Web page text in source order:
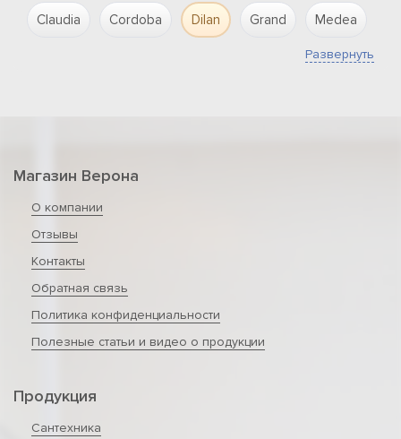
Claudia Cordoba Dilan Grand Medea
Развернуть
Магазин Верона
О компании
Отзывы
Контакты
Обратная связь
Политика конфиденциальности
Полезные статьи и видео о продукции
Продукция
Сантехника